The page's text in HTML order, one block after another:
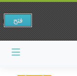
فتح